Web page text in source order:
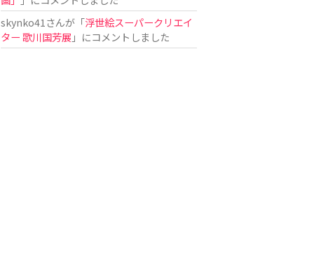
skynko41 さんが「浮世絵スーパークリエイ
ター 歌川国芳展 」にコメントしました